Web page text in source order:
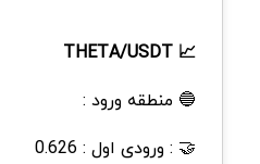
📈 THETA/USDT
🔵 منطقه ورود :
🤝 : ورودی اول : 0.626